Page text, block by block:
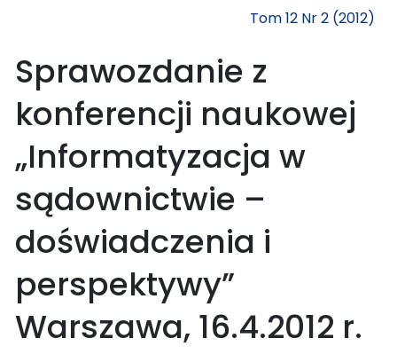
Tom 12 Nr 2 (2012)
Sprawozdanie z
konferencji naukowej
„Informatyzacja w
sądownictwie –
doświadczenia i
perspektywy”
Warszawa, 16.4.2012 r.